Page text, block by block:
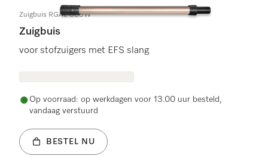
Zuigbuis RGAL OBSW
Zuigbuis
voor stofzuigers met EFS slang
Op voorraad: op werkdagen voor 13.00 uur besteld,
vandaag verstuurd
BESTEL NU